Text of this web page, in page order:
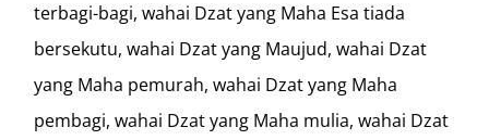
terbagi-bagi, wahai Dzat yang Maha Esa tiada
bersekutu, wahai Dzat yang Maujud, wahai Dzat
yang Maha pemurah, wahai Dzat yang Maha
pembagi, wahai Dzat yang Maha mulia, wahai Dzat